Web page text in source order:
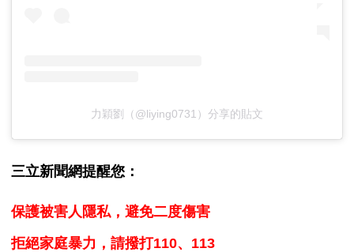
力穎劉（@liying0731）分享的貼文
三立新聞網提醒您：
保護被害人隱私，避免二度傷害
拒絕家庭暴力，請撥打110、113